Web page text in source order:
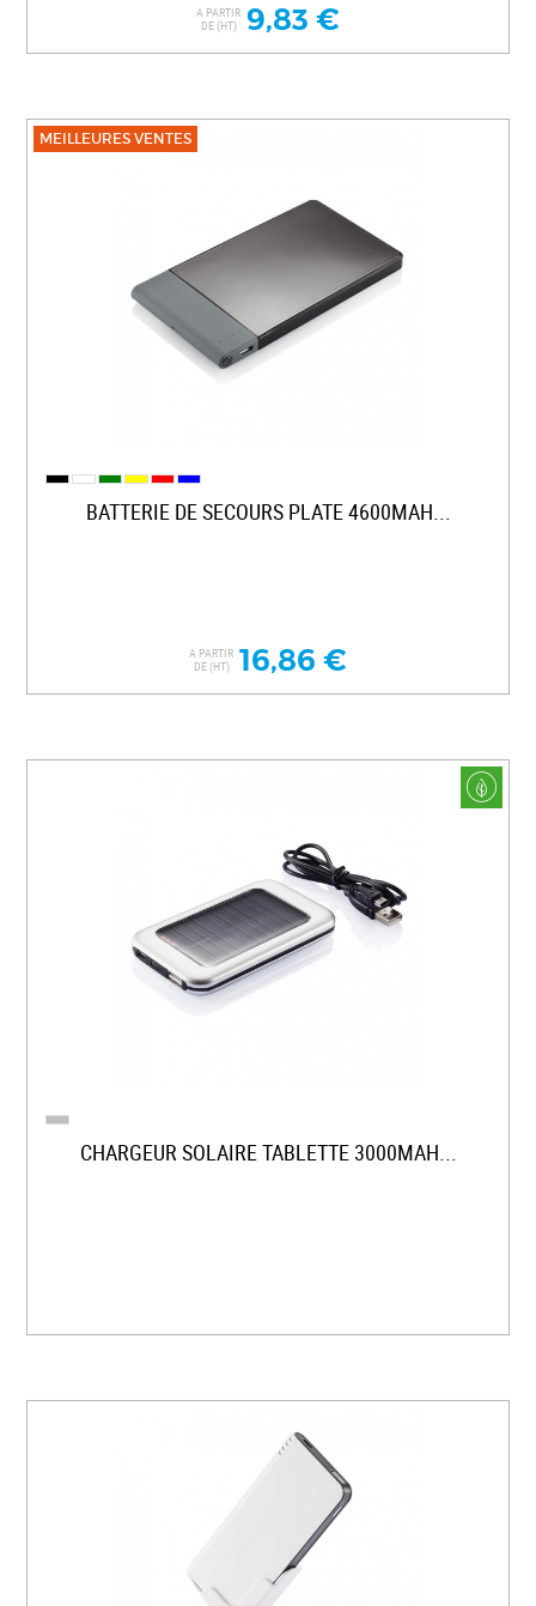
A PARTIR
DE (HT) 9,83 €
MEILLEURES VENTES
BATTERIE DE SECOURS PLATE 4600MAH...
A PARTIR
DE (HT) 16,86 €
CHARGEUR SOLAIRE TABLETTE 3000MAH...